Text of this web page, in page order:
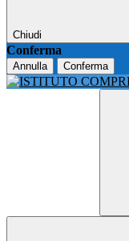
Chiudi
Conferma
Annulla Conferma